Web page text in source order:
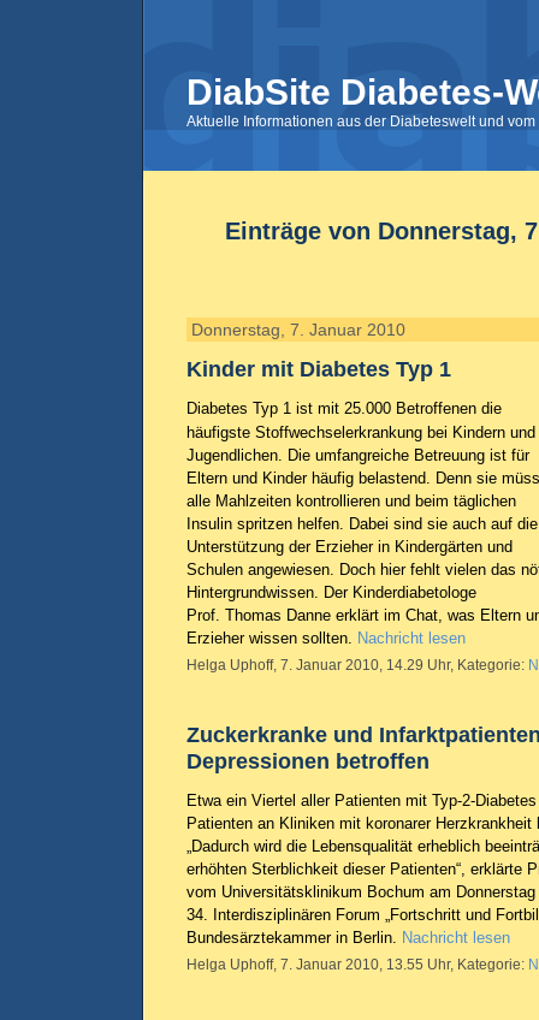
DiabSite Diabetes-
Aktuelle Informationen aus der Diabeteswelt und
Einträge von Donnerstag,
Donnerstag, 7. Januar 2010
Kinder mit Diabetes Typ 1
Diabetes Typ 1 ist mit 25.000 Betroffenen die
häufigste Stoffwechselerkrankung bei Kindern und
Jugendlichen. Die umfangreiche Betreuung ist für
Eltern und Kinder häufig belastend. Denn sie
alle Mahlzeiten kontrollieren und beim täglichen
Insulin spritzen helfen. Dabei sind sie auch auf die
Unterstützung der Erzieher in Kindergärten und
Schulen angewiesen. Doch hier fehlt vielen das
Hintergrundwissen. Der Kinderdiabetologe
Prof. Thomas Danne erklärt im Chat, was Eltern
Erzieher wissen sollten. Nachricht lesen
Helga Uphoff, 7. Januar 2010, 14.29 Uhr, Kategorie:
Zuckerkranke und
Depressionen betroffen
Etwa ein Viertel aller Patienten mit Typ-2-
Patienten an Kliniken mit koronarer Herzkrankheit
„Dadurch wird die Lebensqualität erheblich
erhöhten Sterblichkeit dieser Patienten“, erklärte
vom Universitätsklinikum Bochum am
34. Interdisziplinären Forum „Fortschritt und
Bundesärztekammer in Berlin. Nachricht lesen
Helga Uphoff, 7. Januar 2010, 13.55 Uhr, Kategorie: